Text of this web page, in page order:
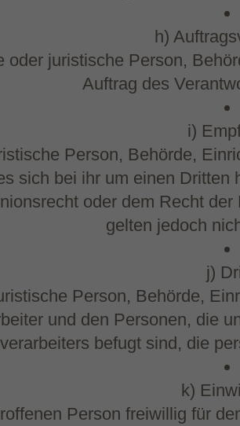
h)
juristische Person,
Auftrag des
i)
Person, Behörde,
sich bei ihr um einen
oder dem Recht
gelten jedoch
j)
Person, Behörde,
und den Personen, die
befugt sind, die
k)
Person freiwillig für